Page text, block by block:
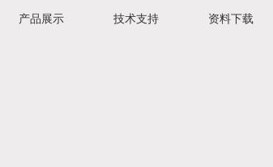
产品展示 技术支持 资料下载